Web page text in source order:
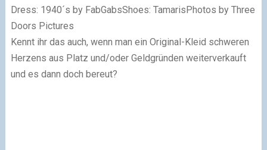
Dress: 1940´s by FabGabsShoes: TamarisPhotos by Three
Doors Pictures
Kennt ihr das auch, wenn man ein Original-Kleid schweren
Herzens aus Platz und/oder Geldgründen weiterverkauft
und es dann doch bereut?